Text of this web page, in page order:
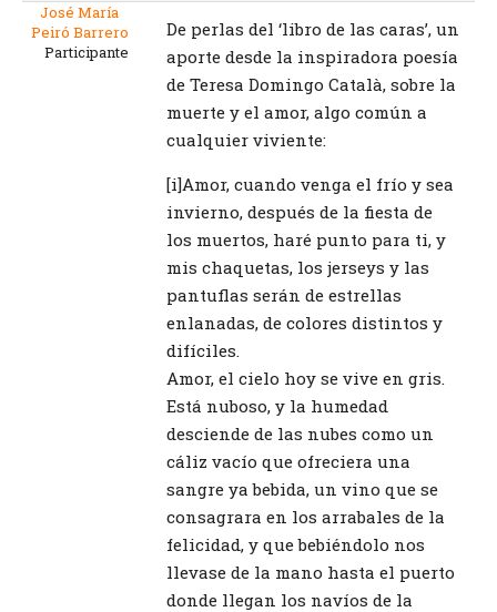
José María
Peiró Barrero
Participante
De perlas del ‘libro de las caras’, un
aporte desde la inspiradora poesía
de Teresa Domingo Català, sobre la
muerte y el amor, algo común a
cualquier viviente:
[i]Amor, cuando venga el frío y sea
invierno, después de la fiesta de
los muertos, haré punto para ti, y
mis chaquetas, los jerseys y las
pantuflas serán de estrellas
enlanadas, de colores distintos y
difíciles.
Amor, el cielo hoy se vive en gris.
Está nuboso, y la humedad
desciende de las nubes como un
cáliz vacío que ofreciera una
sangre ya bebida, un vino que se
consagrara en los arrabales de la
felicidad, y que bebiéndolo nos
llevase de la mano hasta el puerto
donde llegan los navíos de la